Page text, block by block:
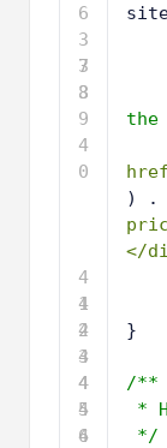
6
3
7
3
8
3
9
4
0
4
1
4
2
4
3
4
4
4
5
4
6
4
the
) .
</
}
/**
*
*/